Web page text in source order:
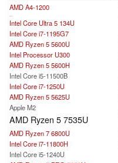
AMD A4-1200
...
Intel Core Ultra 5 134U
Intel Core i7-1195G7
AMD Ryzen 5 5600U
Intel Processor U300
AMD Ryzen 5 5600H
Intel Core i5-11500B
Intel Core i7-1250U
AMD Ryzen 5 5625U
Apple M2
AMD Ryzen 5 7535U
AMD Ryzen 7 6800U
Intel Core i7-11800H
Intel Core i5-1240U